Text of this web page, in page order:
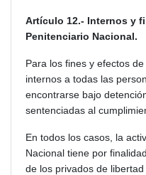
Artículo 12.- Internos y
Penitenciario Nacional.
Para los fines y efectos
internos a todas las
encontrarse bajo
sentenciadas al
En todos los casos, la
Nacional tiene por
de los privados de